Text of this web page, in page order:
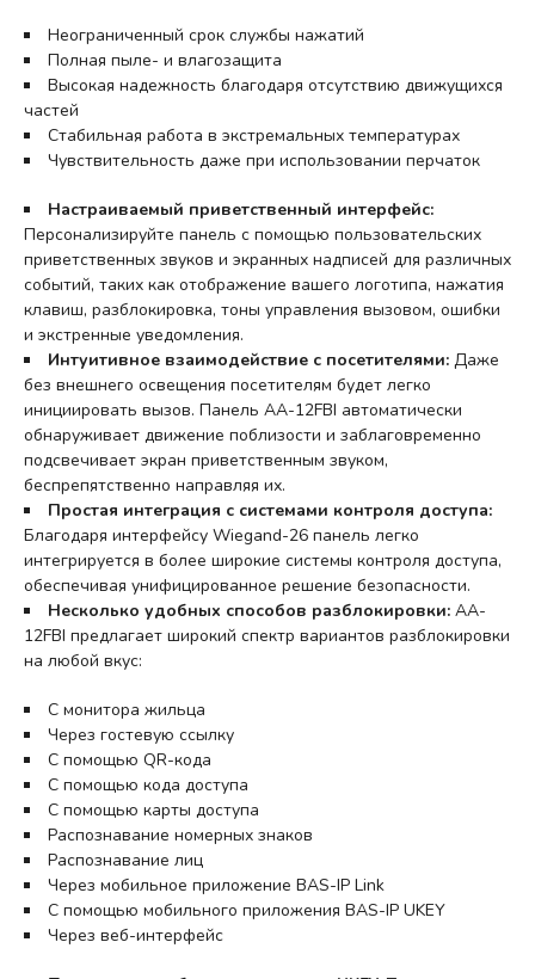
Неограниченный срок службы нажатий
Полная пыле- и влагозащита
Высокая надежность благодаря отсутствию движущихся
частей
Стабильная работа в экстремальных температурах
Чувствительность даже при использовании перчаток
Настраиваемый приветственный интерфейс:
Персонализируйте панель с помощью пользовательских
приветственных звуков и экранных надписей для различных
событий, таких как отображение вашего логотипа, нажатия
клавиш, разблокировка, тоны управления вызовом, ошибки
и экстренные уведомления.
Интуитивное взаимодействие с посетителями: Даже
без внешнего освещения посетителям будет легко
инициировать вызов. Панель AA-12FBI автоматически
обнаруживает движение поблизости и заблаговременно
подсвечивает экран приветственным звуком,
беспрепятственно направляя их.
Простая интеграция с системами контроля доступа:
Благодаря интерфейсу Wiegand-26 панель легко
интегрируется в более широкие системы контроля доступа,
обеспечивая унифицированное решение безопасности.
Несколько удобных способов разблокировки: AA-
12FBI предлагает широкий спектр вариантов разблокировки
на любой вкус:
С монитора жильца
Через гостевую ссылку
С помощью QR-кода
С помощью кода доступа
С помощью карты доступа
Распознавание номерных знаков
Распознавание лиц
Через мобильное приложение BAS-IP Link
С помощью мобильного приложения BAS-IP UKEY
Через веб-интерфейс